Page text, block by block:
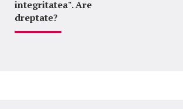
integritatea". Are
dreptate?